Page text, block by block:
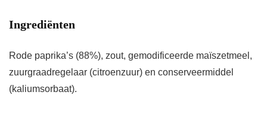
Ingrediënten
Rode paprika’s (88%), zout, gemodificeerde maïszetmeel,
zuurgraadregelaar (citroenzuur) en conserveermiddel
(kaliumsorbaat).